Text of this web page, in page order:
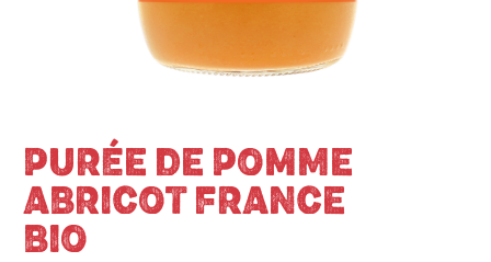
PURÉE DE POMME
ABRICOT FRANCE
BIO